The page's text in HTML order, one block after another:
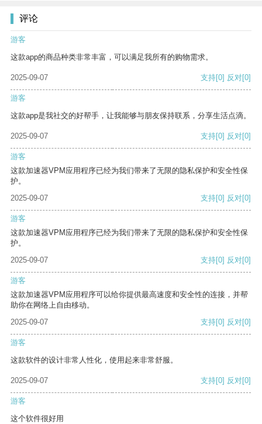
评论
游客
这款app的商品种类非常丰富，可以满足我所有的购物需求。
2025-09-07 支持[0] 反对[0]
游客
这款app是我社交的好帮手，让我能够与朋友保持联系，分享生活点滴。
2025-09-07 支持[0] 反对[0]
游客
这款加速器VPM应用程序已经为我们带来了无限的隐私保护和安全性保
护。
2025-09-07
支持[0] 反对[0]
游客
这款加速器VPM应用程序已经为我们带来了无限的隐私保护和安全性保
护。
2025-09-07
支持[0] 反对[0]
游客
这款加速器VPM应用程序可以给你提供最高速度和安全性的连接，并帮
助你在网络上自由移动。
2025-09-07
支持[0] 反对[0]
游客
这款软件的设计非常人性化，使用起来非常舒服。
2025-09-07 支持[0] 反对[0]
游客
这个软件很好用